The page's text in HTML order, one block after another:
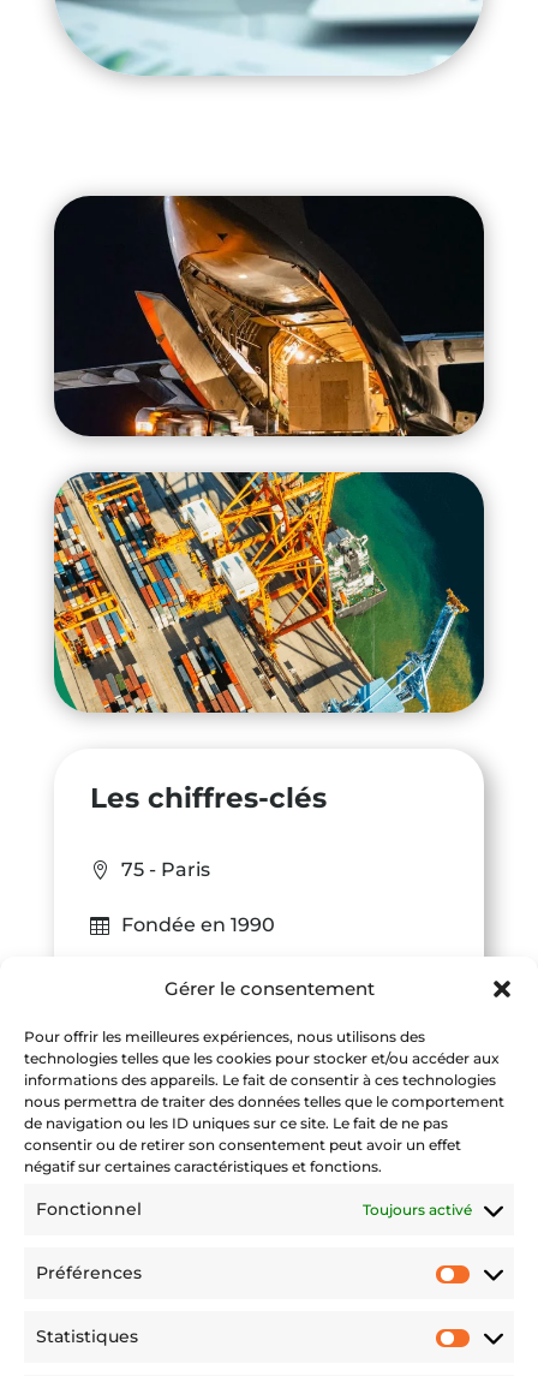
Gérer le consentement
Pour offrir les meilleures expériences, nous utilisons des
technologies telles que les cookies pour stocker et/ou accéder aux
informations des appareils. Le fait de consentir à ces technologies
nous permettra de traiter des données telles que le comportement
de navigation ou les ID uniques sur ce site. Le fait de ne pas
consentir ou de retirer son consentement peut avoir un effet
négatif sur certaines caractéristiques et fonctions.
Fonctionnel Toujours activé
Préférences
Statistiques
Les chiffres-clés
75 - Paris
Fondée en 1990
2 agences
Transit,Transport,Logistique
10 collaborateurs